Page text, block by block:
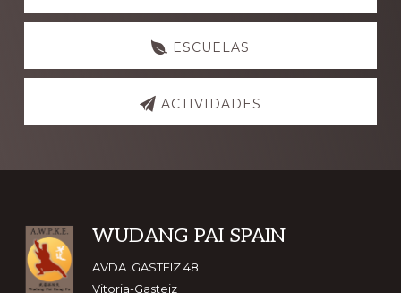
ESCUELAS
ACTIVIDADES
Footer
WUDANG PAI SPAIN
AVDA .GASTEIZ 48
Vitoria-Gasteiz